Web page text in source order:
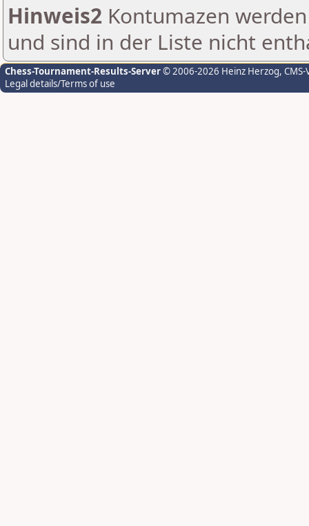
Hinweis2 Kontumazen
und sind in der Liste nicht
Chess-Tournament-Results-Server© 2006-2026 Heinz Herzog,
Legal details/Terms of use